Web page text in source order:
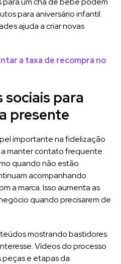
para aniversário infantil.
ajuda a criar novas
a taxa de recompra no
sociais para
presente
importante na fidelização
manter contato frequente
quando não estão
acompanhando
a marca. Isso aumenta as
quando precisarem de
mostrando bastidores
Vídeos do processo
e etapas da